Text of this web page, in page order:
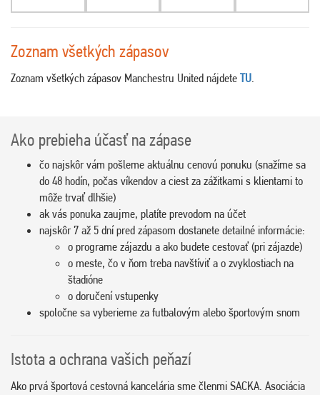
Zoznam všetkých zápasov
Zoznam všetkých zápasov Manchestru United nájdete TU.
Ako prebieha účasť na zápase
čo najskôr vám pošleme aktuálnu cenovú ponuku (snažíme sa
do 48 hodín, počas víkendov a ciest za zážitkami s klientami to
môže trvať dlhšie)
ak vás ponuka zaujme, platíte prevodom na účet
najskôr 7 až 5 dní pred zápasom dostanete detailné informácie:
o programe zájazdu a ako budete cestovať (pri zájazde)
o meste, čo v ňom treba navštíviť a o zvyklostiach na
štadióne
o doručení vstupenky
spoločne sa vyberieme za futbalovým alebo športovým snom
Istota a ochrana vašich peňazí
Ako prvá športová cestovná kancelária sme členmi SACKA. Asociácia